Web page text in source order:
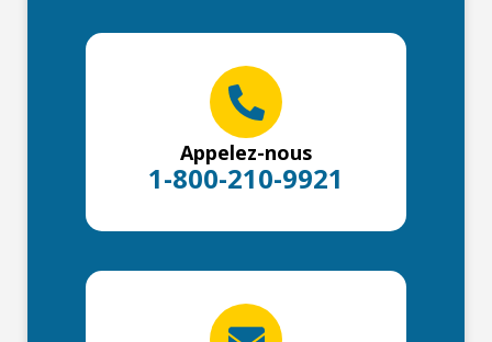
Appelez-nous
1-800-210-9921